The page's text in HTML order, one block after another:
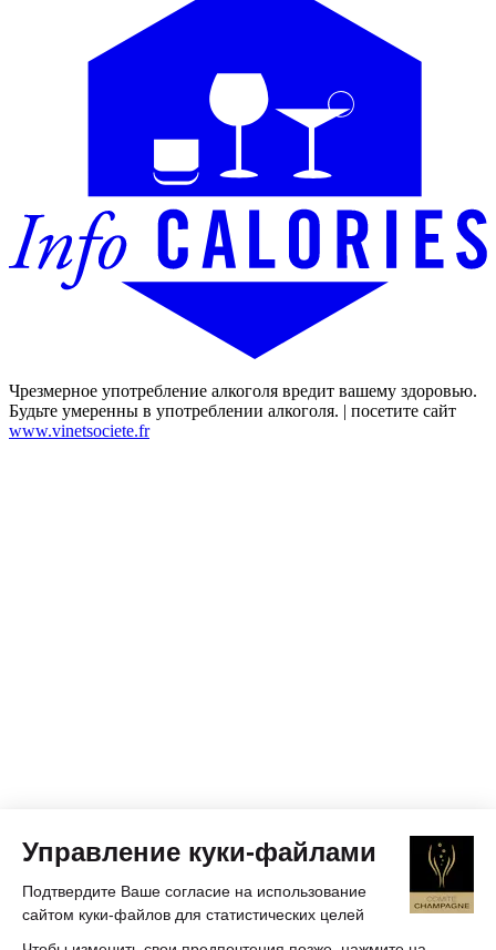
Управление куки-файлами
Подтвердите Ваше согласие на использование
сайтом куки-файлов для статистических целей
Чрезмерное употребление алкоголя вредит вашему здоровью.
Будьте умеренны в употреблении алкоголя. | посетите сайт
www.vinetsociete.fr